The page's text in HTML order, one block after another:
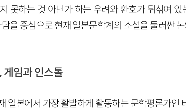
못하는 것 아닌가 하는 우려와 환호가 뒤섞여
을 중심으로 현재 일본문학계의 소설을 둘러싼
게임과 인스톨
일본에서 가장 활발하게 활동하는 문학평론가